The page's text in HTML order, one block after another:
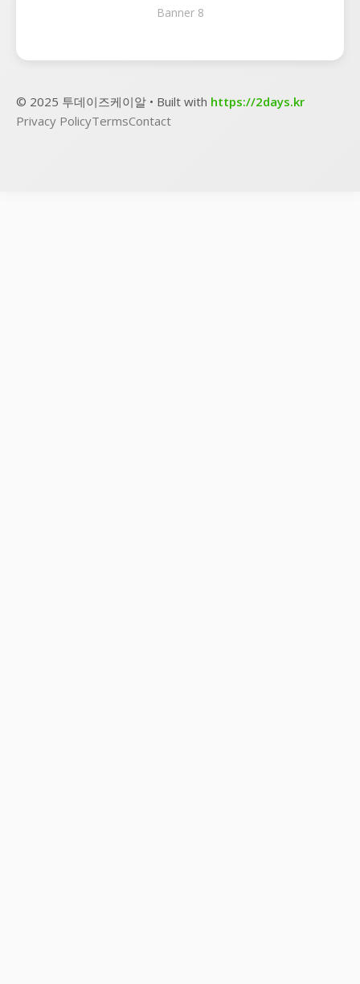
Banner 8
© 2025 투데이즈케이알 • Built with https://2days.kr
Privacy PolicyTermsContact